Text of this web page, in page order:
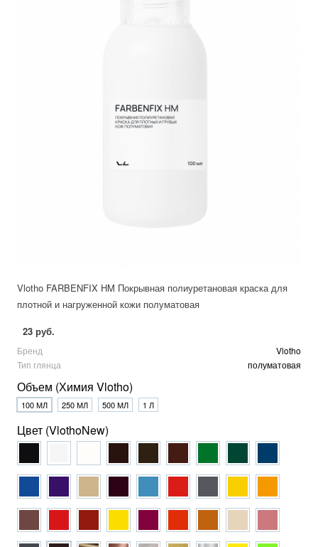
Vlotho FARBENFIX HM Покрывная полиуретановая краска для
плотной и нагруженной кожи полуматовая
23 руб.
Бренд
Vlotho
Тип глянца
полуматовая
Объем (Химия Vlotho)
100 МЛ 250 МЛ 500 МЛ 1 Л
Цвет (VlothoNew)